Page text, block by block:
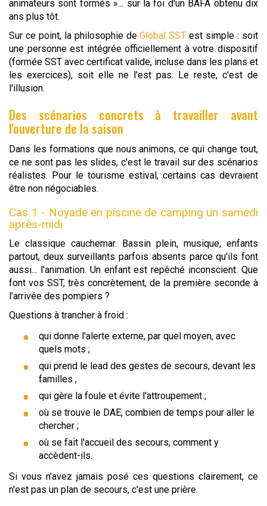
animateurs sont formés »... sur la foi d'un BAFA obtenu dix
ans plus tôt.
Sur ce point, la philosophie deGlobal SST est simple : soit
une personne est intégrée officiellement à votre dispositif
(formée SST avec certificat valide, incluse dans les plans et
les exercices), soit elle ne l'est pas. Le reste, c'est de
l'illusion.
Des scénarios concrets à travailler avant
l'ouverture de la saison
Dans les formations que nous animons, ce qui change tout,
ce ne sont pas les slides, c'est le travail sur des scénarios
réalistes. Pour le tourisme estival, certains cas devraient
être non négociables.
Cas 1 - Noyade en piscine de camping un samedi
après-midi
Le classique cauchemar. Bassin plein, musique, enfants
partout, deux surveillants parfois absents parce qu'ils font
aussi... l'animation. Un enfant est repêché inconscient. Que
font vos SST, très concrètement, de la première seconde à
l'arrivée des pompiers ?
Questions à trancher à froid :
qui donne l'alerte externe, par quel moyen, avec
quels mots ;
qui prend le lead des gestes de secours, devant les
familles ;
qui gère la foule et évite l'attroupement ;
où se trouve le DAE, combien de temps pour aller le
chercher ;
où se fait l'accueil des secours, comment y
accèdent-ils.
Si vous n'avez jamais posé ces questions clairement, ce
n'est pas un plan de secours, c'est une prière.